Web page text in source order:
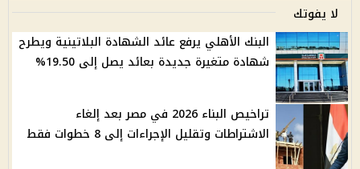
لا يفوتك
البنك الأهلي يرفع عائد الشهادة البلاتينية ويطرح
شهادة متغيرة جديدة بعائد يصل إلى 19.50%
تراخيص البناء 2026 في مصر بعد إلغاء
الاشتراطات وتقليل الإجراءات إلى 8 خطوات فقط